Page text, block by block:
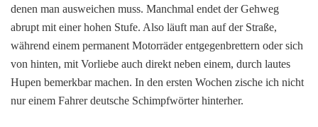
denen man ausweichen muss. Manchmal endet der Gehweg
abrupt mit einer hohen Stufe. Also läuft man auf der Straße,
während einem permanent Motorräder entgegenbrettern oder sich
von hinten, mit Vorliebe auch direkt neben einem, durch lautes
Hupen bemerkbar machen. In den ersten Wochen zische ich nicht
nur einem Fahrer deutsche Schimpfwörter hinterher.